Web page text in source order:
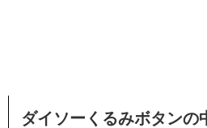
ダイソーくるみボタンの